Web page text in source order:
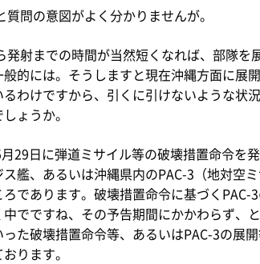
質問の意図がよく分かりませんが。
発射までの時間が当然短くなれば、部隊
的には。そうしますと現在沖縄方面に展
わけですから、引くに引けないような状
ょうか。
月29日に弾道ミサイル等の破壊措置命令を
艦、あるいは沖縄県内のPAC-3（地対空
であります。破壊措置命令に基づく
でですね、その予告期間にかかわらず、
た破壊措置命令等、あるいはPAC-3の展
ります。